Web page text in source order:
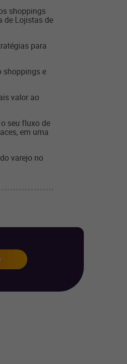
shoppings
de Lojistas de
para
shoppings e
valor ao
seu fluxo de
em uma
varejo no